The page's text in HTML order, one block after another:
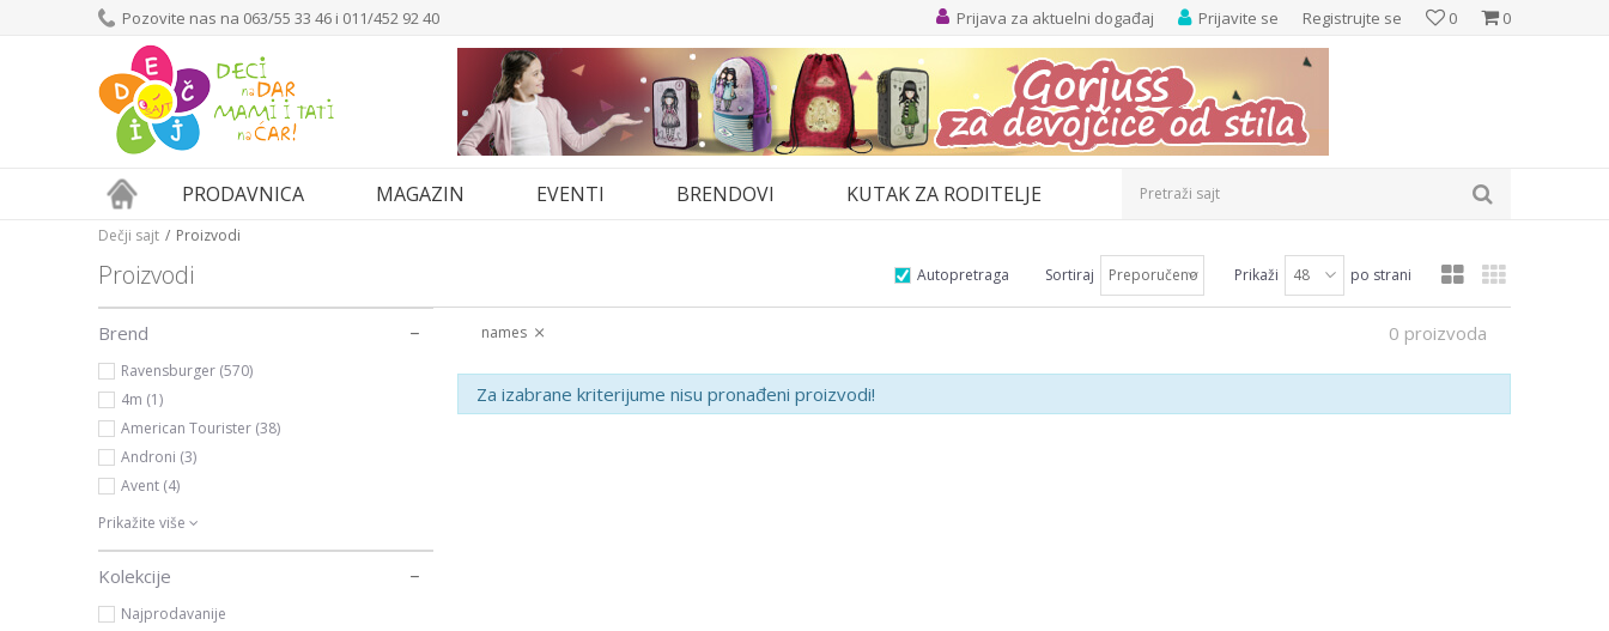
Pozovite nas na 063/55 33 46 i 011/452 92 40 0
0
Prijavite se Registrujte se
Prijava za aktuelni događaj
PRODAVNICA MAGAZIN EVENTI BRENDOVI KUTAK ZA RODITELJE Pretraži sajt
Dečji sajt Proizvodi
Proizvodi Autopretraga Sortiraj Prikaži po strani
Brend
Ravensburger (570)
4m (1)
American Tourister (38)
Androni (3)
Avent (4)
Prikažite više
Kolekcije
Najprodavanije
names 0 proizvoda
Za izabrane kriterijume nisu pronađeni proizvodi!